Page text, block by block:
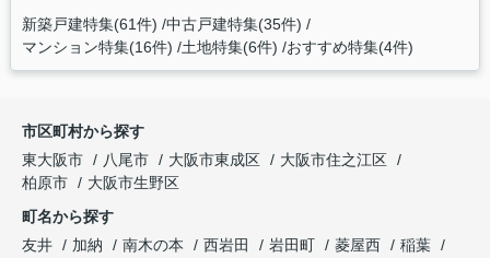
新築戸建特集(61件) 中古戸建特集(35件)
マンション特集(16件) 土地特集(6件) おすすめ特集(4件)
市区町村から探す
東大阪市
八尾市 大阪市東成区
大阪市住之江区
柏原市
大阪市生野区
町名から探す
友井
加納 南木の本 西岩田 岩田町 菱屋西
稲葉